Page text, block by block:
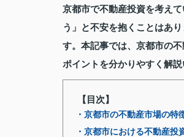
京都市で不動産投資を考え
う」と不安を抱くことはあ
す。本記事では、京都市の
ポイントを分かりやすく解
【目次】
・京都市の不動産市場の特
・京都市における不動産投